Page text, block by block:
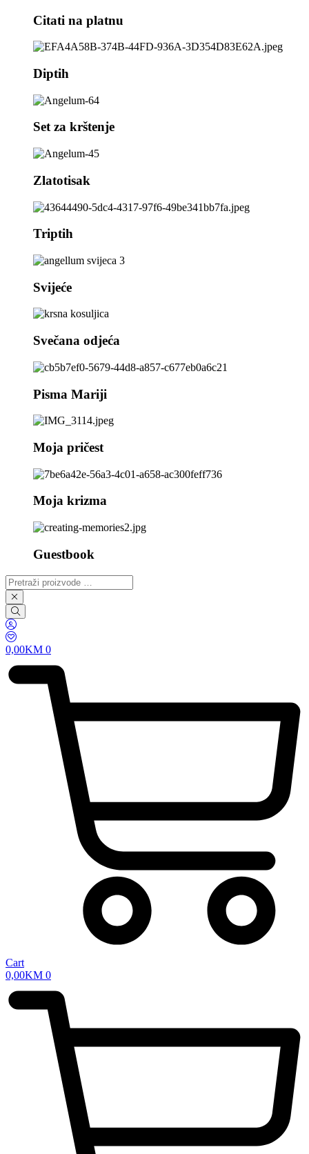
Citati na platnu
Diptih
Set za krštenje
Zlatotisak
Triptih
Svijeće
Svečana odjeća
Pisma Mariji
Moja pričest
Moja krizma
Guestbook
Pretraži
proizvode
…
0,00KM 0
Cart
0,00KM 0